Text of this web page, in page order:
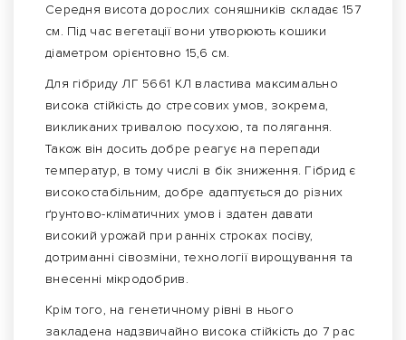
Середня висота дорослих соняшників складає 157
см. Під час вегетації вони утворюють кошики
діаметром орієнтовно 15,6 см.
Для гібриду ЛГ 5661 КЛ властива максимально
висока стійкість до стресових умов, зокрема,
викликаних тривалою посухою, та полягання.
Також він досить добре реагує на перепади
температур, в тому числі в бік зниження. Гібрид є
високостабільним, добре адаптується до різних
ґрунтово-кліматичних умов і здатен давати
високий урожай при ранніх строках посіву,
дотриманні сівозміни, технології вирощування та
внесенні мікродобрив.
Крім того, на генетичному рівні в нього
закладена надзвичайно висока стійкість до 7 рас